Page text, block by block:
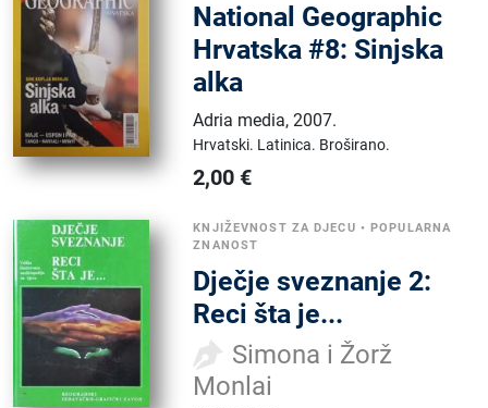
National Geographic
Hrvatska #8: Sinjska
alka
Adria media,2007.
Hrvatski. Latinica. Broširano.
2,00 €
KNJIŽEVNOST ZA DJECU •POPULARNA
ZNANOST
Dječje sveznanje 2:
Reci šta je...
Simona i Žorž
Monlai